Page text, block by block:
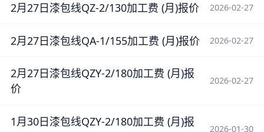
2月27日漆包线QZ-2/130加工费 (月)报价 2026-02-27
2月27日漆包线QA-1/155加工费 (月)报价 2026-02-27
2月27日漆包线QZY-2/180加工费 (月)报
价
2026-02-27
1月30日漆包线QZY-2/180加工费 (月)报
2026-01-30